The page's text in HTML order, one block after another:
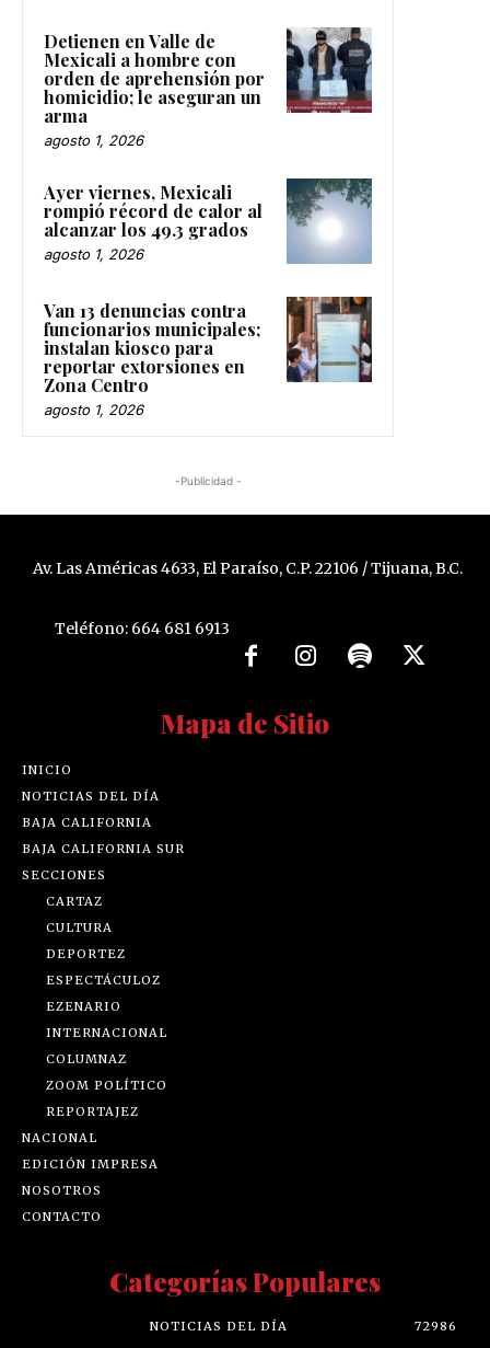
Detienen en Valle de
Mexicali a hombre con
orden de aprehensión por
homicidio; le aseguran un
arma
agosto 1, 2026
Ayer viernes, Mexicali
rompió récord de calor al
alcanzar los 49.3 grados
agosto 1, 2026
Van 13 denuncias contra
funcionarios municipales;
instalan kiosco para
reportar extorsiones en
Zona Centro
agosto 1, 2026
-Publicidad -
Av. Las Américas 4633, El Paraíso, C.P. 22106 / Tijuana, B.C.
Teléfono: 664 681 6913
Mapa de Sitio
INICIO
NOTICIAS DEL DÍA
BAJA CALIFORNIA
BAJA CALIFORNIA SUR
SECCIONES
CARTAZ
CULTURA
DEPORTEZ
ESPECTÁCULOZ
EZENARIO
INTERNACIONAL
COLUMNAZ
ZOOM POLÍTICO
REPORTAJEZ
NACIONAL
EDICIÓN IMPRESA
NOSOTROS
CONTACTO
Categorías Populares
NOTICIAS DEL DÍA
72986